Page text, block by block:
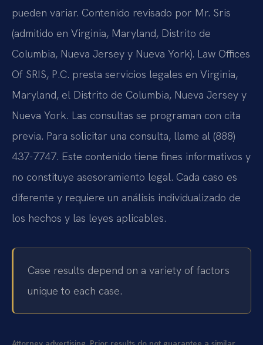
pueden variar. Contenido revisado por Mr. Sris
(admitido en Virginia, Maryland, Distrito de
Columbia, Nueva Jersey y Nueva York). Law Offices
Of SRIS, P.C. presta servicios legales en Virginia,
Maryland, el Distrito de Columbia, Nueva Jersey y
Nueva York. Las consultas se programan con cita
previa. Para solicitar una consulta, llame al (888)
437-7747. Este contenido tiene fines informativos y
no constituye asesoramiento legal. Cada caso es
diferente y requiere un análisis individualizado de
los hechos y las leyes aplicables.
Case results depend on a variety of factors
unique to each case.